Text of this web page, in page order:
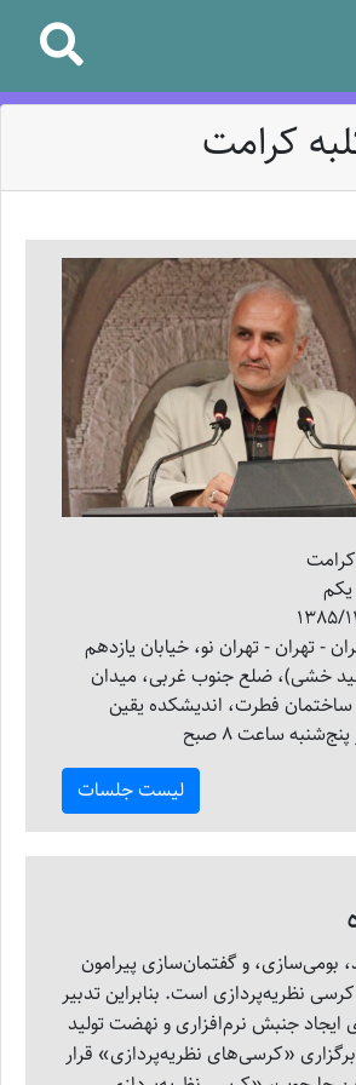
کرامت
کرامت
یکم
- تهران - تهران نو، خیابان یازدهم
خشی)، ضلع جنوب غربی، میدان
ساعت 8 صبح
بومی‌سازی، و گفتمان‌سازی پیرامون
نظریه‌پردازی است. بنابراین تدبیر
ایجاد جنبش نرم‌افزاری و نهضت تولید
«کرسی‌های نظریه‌پردازی» قرار